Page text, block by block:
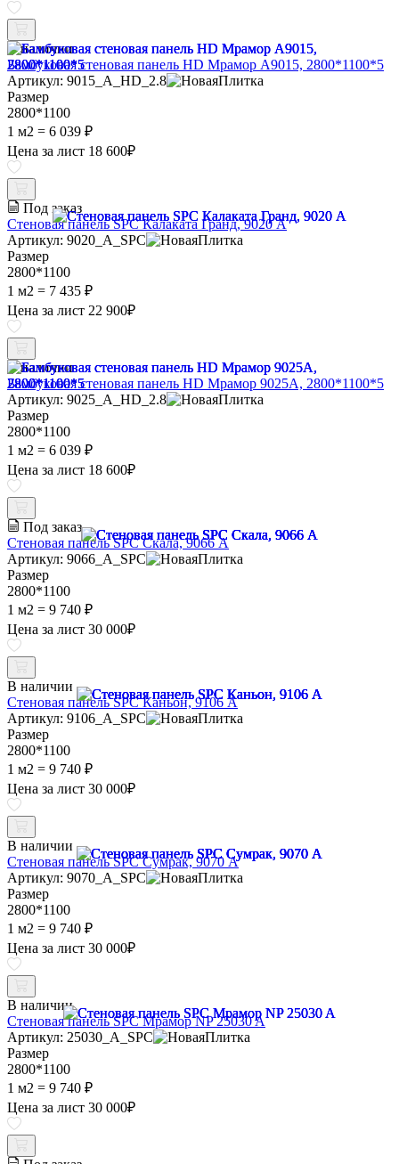
В наличии
Бамбуковая стеновая панель HD Мрамор A9015, 2800*1100*5
Артикул: 9015_A_HD_2.8
Размер
2800*1100
1 м2 = 6 039 ₽
Цена за лист 18 600₽
Под заказ
Стеновая панель SPC Калаката Гранд, 9020 A
Артикул: 9020_A_SPC
Размер
2800*1100
1 м2 = 7 435 ₽
Цена за лист 22 900₽
В наличии
Бамбуковая стеновая панель HD Мрамор 9025A, 2800*1100*5
Артикул: 9025_A_HD_2.8
Размер
2800*1100
1 м2 = 6 039 ₽
Цена за лист 18 600₽
Под заказ
Стеновая панель SPC Скала, 9066 A
Артикул: 9066_A_SPC
Размер
2800*1100
1 м2 = 9 740 ₽
Цена за лист 30 000₽
В наличии
Стеновая панель SPC Каньон, 9106 A
Артикул: 9106_A_SPC
Размер
2800*1100
1 м2 = 9 740 ₽
Цена за лист 30 000₽
В наличии
Стеновая панель SPC Сумрак, 9070 A
Артикул: 9070_A_SPC
Размер
2800*1100
1 м2 = 9 740 ₽
Цена за лист 30 000₽
В наличии
Стеновая панель SPC Мрамор NP 25030 A
Артикул: 25030_A_SPC
Размер
2800*1100
1 м2 = 9 740 ₽
Цена за лист 30 000₽